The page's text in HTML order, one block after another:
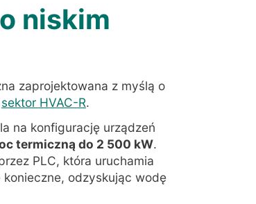
niskim
zaprojektowana z myślą o
sektor HVAC-R.
na konfigurację urządzeń
termiczną do 2 500 kW.
PLC, która uruchamia
odzyskując wodę